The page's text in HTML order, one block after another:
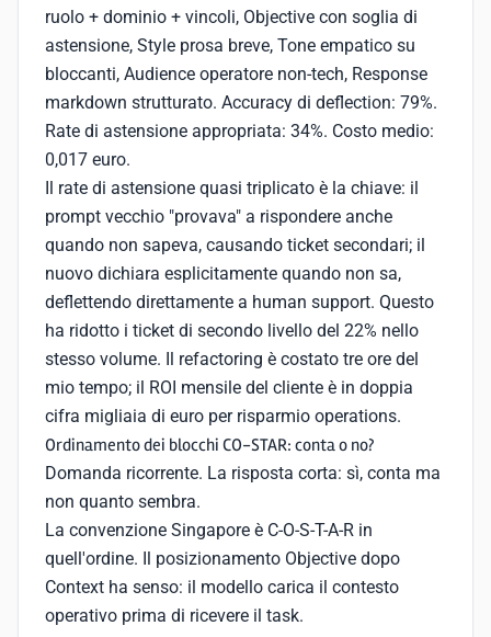
ruolo + dominio + vincoli, Objective con soglia di
astensione, Style prosa breve, Tone empatico su
bloccanti, Audience operatore non-tech, Response
markdown strutturato. Accuracy di deflection: 79%.
Rate di astensione appropriata: 34%. Costo medio:
0,017 euro.
Il rate di astensione quasi triplicato è la chiave: il
prompt vecchio "provava" a rispondere anche
quando non sapeva, causando ticket secondari; il
nuovo dichiara esplicitamente quando non sa,
deflettendo direttamente a human support. Questo
ha ridotto i ticket di secondo livello del 22% nello
stesso volume. Il refactoring è costato tre ore del
mio tempo; il ROI mensile del cliente è in doppia
cifra migliaia di euro per risparmio operations.
Ordinamento dei blocchi CO-STAR: conta o no?
Domanda ricorrente. La risposta corta: sì, conta ma
non quanto sembra.
La convenzione Singapore è C-O-S-T-A-R in
quell'ordine. Il posizionamento Objective dopo
Context ha senso: il modello carica il contesto
operativo prima di ricevere il task.